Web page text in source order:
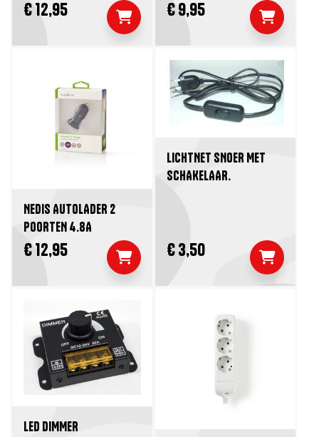
€ 12,95 € 9,95
NEDIS AUTOLADER 2
POORTEN 4.8A
€ 12,95
LICHTNET SNOER MET
SCHAKELAAR.
€ 3,50
LED DIMMER